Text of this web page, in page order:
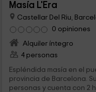
Masía L'Era
Castellar Del Riu,
0 opiniones
Alquiler íntegro
4 personas
Espléndida masía en el
provincia de Barcelona.
personas y cuenta con 2